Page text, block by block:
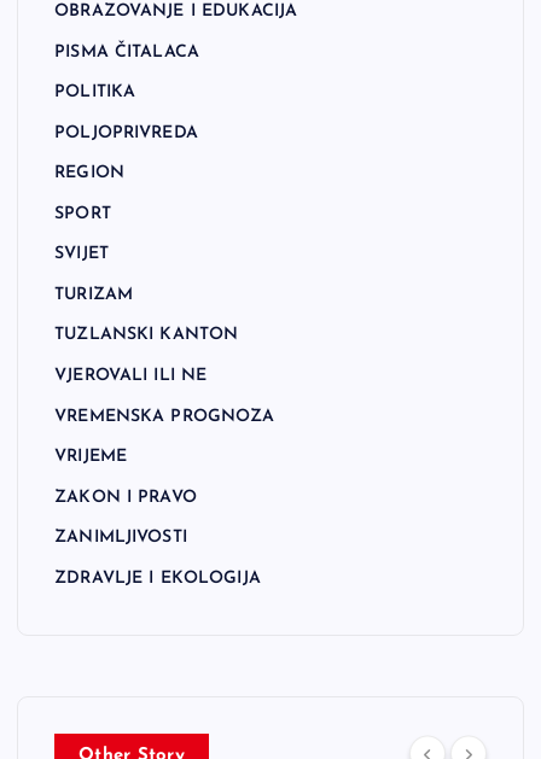
OBRAZOVANJE I EDUKACIJA
PISMA ČITALACA
POLITIKA
POLJOPRIVREDA
REGION
SPORT
SVIJET
TURIZAM
TUZLANSKI KANTON
VJEROVALI ILI NE
VREMENSKA PROGNOZA
VRIJEME
ZAKON I PRAVO
ZANIMLJIVOSTI
ZDRAVLJE I EKOLOGIJA